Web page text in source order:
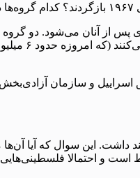
از آنان می‌شود. دو گروه
آنچه امروز تحت
اسراییل و سازمان
فلسطینی ۱۹۴۸ که بازگردند، شهروندی اسراییل
و احتمالا فلسطینی‌هایی